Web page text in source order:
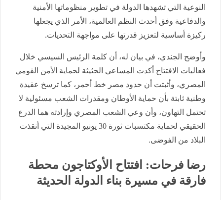
النوعية التي تشهدها الدولة في تطوير منظوماتها الأمنية
والدفاعية وفق أحدث النظم العالمية، الأمر الذي يجعلها
ركيزة أساسية لتعزيز قدرتها على مواجهة التحديات.
وأوضح الجندي، في بيان له، أن كلمة الرئيس السيسي خلال
فعاليات الافتتاح أكدت المساعي الحثيثة لحماية الأمن القومي
المصري، وأثبتت أن حدود مصر خط أحمر، كما ترسخ عقيدة
وطنية ثابتة بأن حماية الأوطان ومقدرات الشعب مسئولية لا
تحتمل التهاون، وأن وعي الشعب المصري وإرادته هما الدرع
الحقيقي لحماية مكتسبات ثورة 30 يونيو المجيدة التي أنقذت
البلاد من الفوضى.
رضا فرحات: افتتاح الأوكتاجون محطة
فارقة في مسيرة بناء الدولة الحديثة